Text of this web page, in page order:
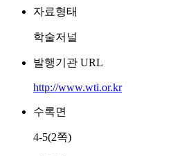
자료형태
학술저널
발행기관 URL
http://www.wti.or.kr
수록면
4-5(2쪽)